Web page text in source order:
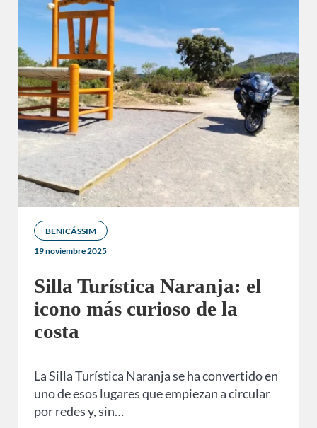
BENICÁSSIM
19 noviembre 2025
Silla Turística Naranja: el
icono más curioso de la
costa
La Silla Turística Naranja se ha convertido en
uno de esos lugares que empiezan a circular
por redes y, sin…